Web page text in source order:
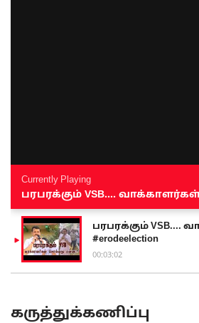
Currently Playing
பரபரக்கும் VSB....
பரபரக்கும் VSB....
#erodeelection
00:03:02
கருத்துக்கணிப்பு